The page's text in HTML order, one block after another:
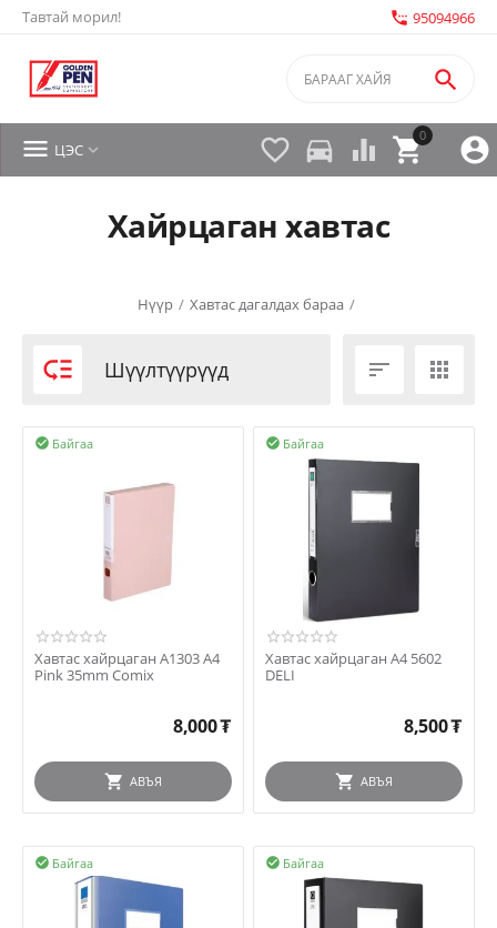
Тавтай морил! settings_phone 95094966


0

 directions_car 
 ЦЭС 
Хайрцаган хавтас
Нүүр / Хавтас дагалдах бараа /
 Шүүлтүүрүүд  
Байгаа

Хавтас хайрцаган A1303 A4
Pink 35mm Comix
8,000₮
АВЪЯ
Байгаа

Хавтас хайрцаган А4 5602
DELI
8,500₮
АВЪЯ
Байгаа
 Байгаа
